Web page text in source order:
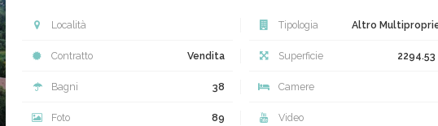
Località Tipologia Altro
Contratto Vendita Superficie 2294.53
Bagni 38 Camere
Foto 89 Video